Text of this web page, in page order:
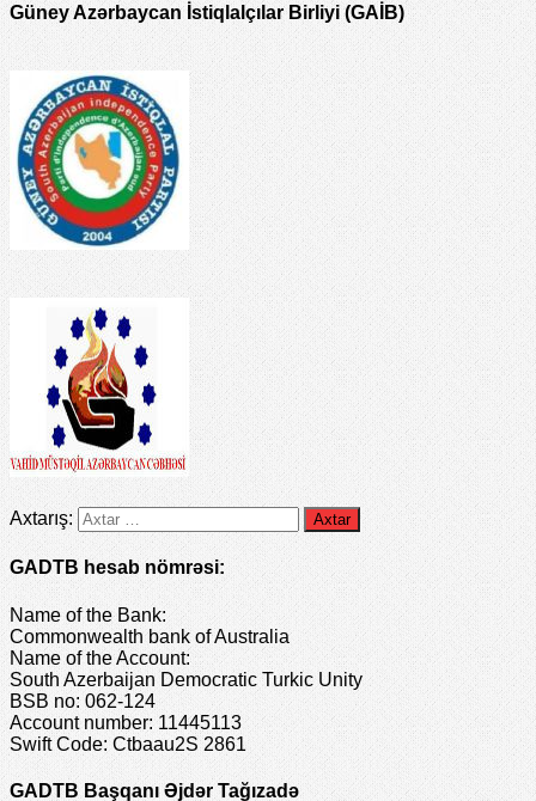
Güney Azərbaycan İstiqlalçılar Birliyi (GAİB)
Axtarış:
GADTB hesab nömrəsi:
Name of the Bank:
Commonwealth bank of Australia
Name of the Account:
South Azerbaijan Democratic Turkic Unity
BSB no: 062-124
Account number: 11445113
Swift Code: Ctbaau2S 2861
GADTB Başqanı Əjdər Tağızadə